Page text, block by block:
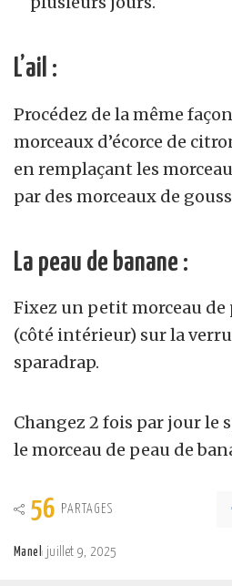
L’ail :
Procédez de la même façon
morceaux d’écorce de
en remplaçant les
par des morceaux de
La peau de banane :
Fixez un petit morceau de
(côté intérieur) sur la
sparadrap.
Changez 2 fois par jour le
le morceau de peau de
56 PARTAGES
Posted
Manel juillet 9, 2025